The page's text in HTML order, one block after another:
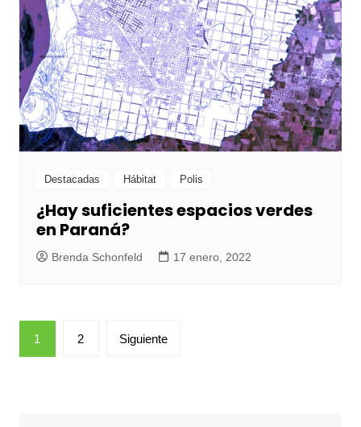
Destacadas Hábitat Polis
¿Hay suficientes espacios verdes
en Paraná?
Brenda Schonfeld 17 enero, 2022
Paginación
de
1 2 Siguiente